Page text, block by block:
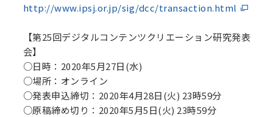
http://www.ipsj.or.jp/sig/dcc/transaction.html
【第25回デジタルコンテンツクリエーション研究発表
会】
○日時：2020年5月27日(水)
○場所：オンライン
○発表申込締切：2020年4月28日(火) 23時59分
○原稿締め切り：2020年5月5日(火) 23時59分